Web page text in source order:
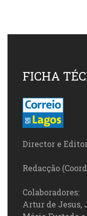
FICHA
Director e
Redacção
Colaboradores:
Artur de Jesus,